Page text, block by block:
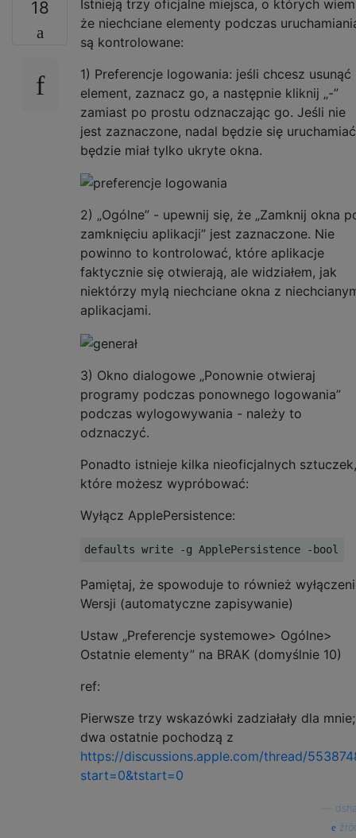
18
Istnieją trzy oficjalne miejsca, o których
że niechciane elementy podczas
są kontrolowane:
1) Preferencje logowania: jeśli chcesz usunąć
element, zaznacz go, a następnie kliknij „-”
zamiast po prostu odznaczając go. Jeśli nie
jest zaznaczone, nadal będzie się
będzie miał tylko ukryte okna.
2) „Ogólne” - upewnij się, że „Zamknij okna
zamknięciu aplikacji” jest zaznaczone. Nie
powinno to kontrolować, które aplikacje
faktycznie się otwierają, ale widziałem, jak
niektórzy mylą niechciane okna z
aplikacjami.
3) Okno dialogowe „Ponownie otwieraj
programy podczas ponownego logowania”
podczas wylogowywania - należy to
odznaczyć.
Ponadto istnieje kilka nieoficjalnych sztuczek,
które możesz wypróbować:
Wyłącz ApplePersistence:
Pamiętaj, że spowoduje to również
Wersji (automatyczne zapisywanie)
Ustaw „Preferencje systemowe> Ogólne>
Ostatnie elementy” na BRAK (domyślnie 10)
ref:
Pierwsze trzy wskazówki zadziałały dla mnie;
dwa ostatnie pochodzą z
https://discussions.apple.com/thread/
start=0&tstart=0